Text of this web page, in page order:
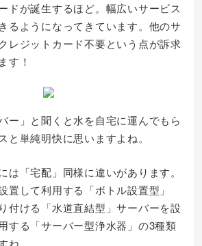
ドが誕生するほど。幅広いサービス
るようになってきています。他のサ
レジットカード不要という点が訴求
す！
ー」と聞くと水を自宅に運んでもら
と単純明快に思いますよね。
は「宅配」同様に違いがあります。
置して利用する「ボトル設置型」
付ける「水道直結型」サーバーを設
する「サーバー型浄水器」の3種類
ね。